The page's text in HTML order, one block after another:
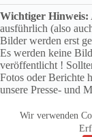
Wir verwenden
Wichtiger Hinweis:
ausführlich (also
Bilder werden erst
Es werden keine
veröffentlicht !
Fotos oder Berichte
unsere Presse- und